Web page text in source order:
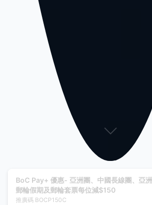
BoC Pay+ 優惠- 亞洲團、中國長線團、亞洲
郵輪假期及郵輪套票每位減$150
推廣碼 BOCP150C